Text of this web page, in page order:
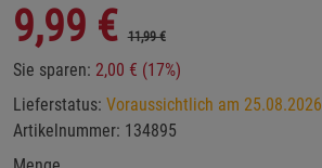
9,99 € 11,99 €
Sie sparen: 2,00 € (17%)
Lieferstatus: Voraussichtlich am 25.08.2026
Artikelnummer: 134895